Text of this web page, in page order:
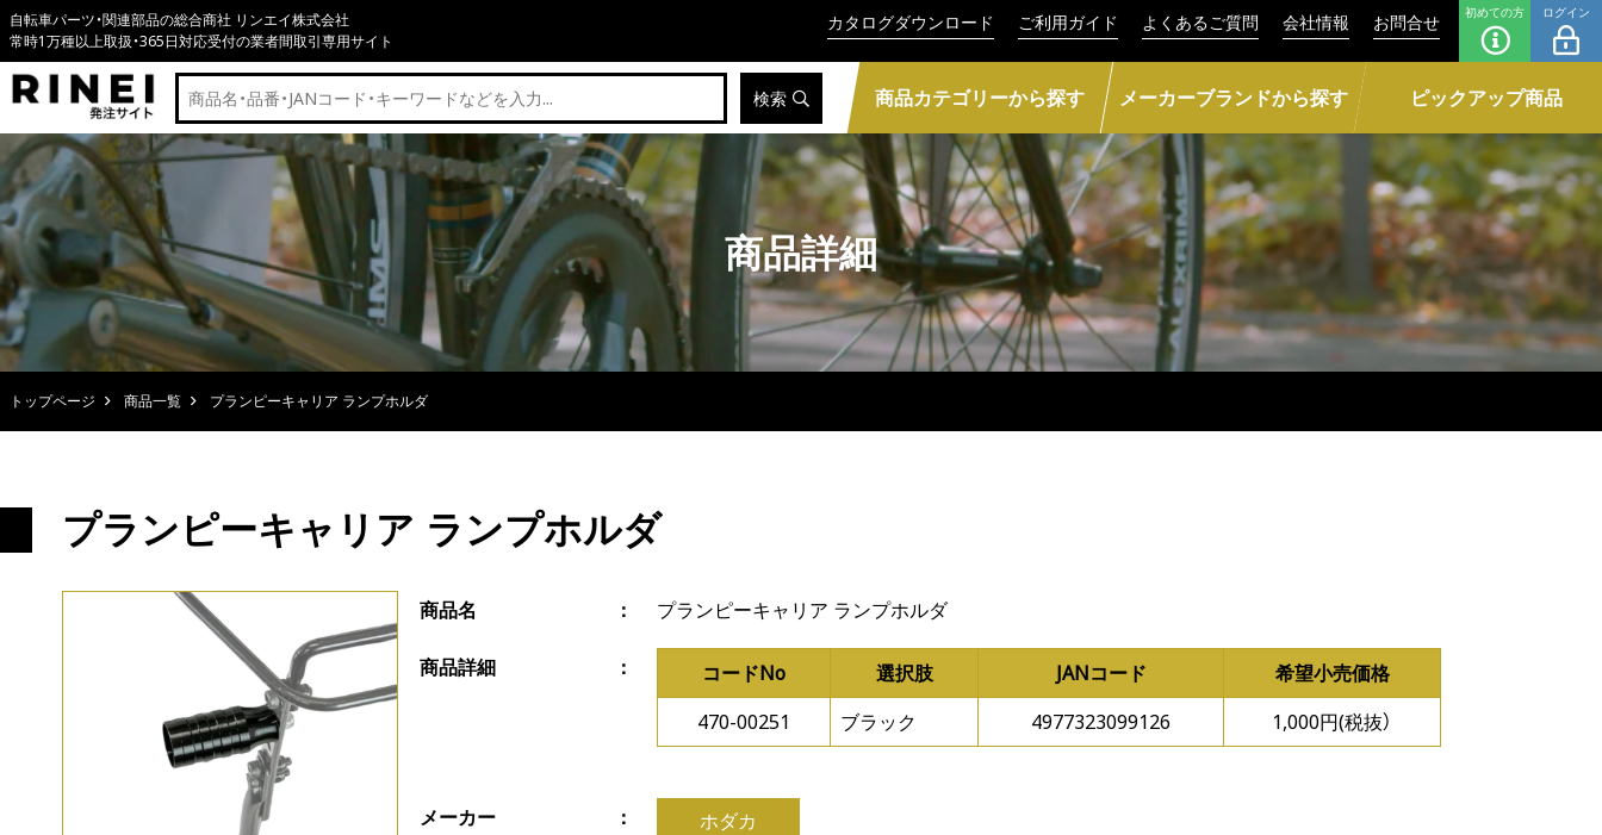
自転車パーツ・関連部品の総合商社 リンエイ株式会社
常時1万種以上取扱・365日対応受付の業者間取引専用サイト
カタログダウンロード ご利用ガイド よくあるご質問 会社情報 お問合せ 初めての方 ログイン
検索 商品カテゴリーから探す メーカーブランドから探す ピックアップ商品
商品詳細
トップページ 商品一覧 プランピーキャリア ランプホルダ
プランピーキャリア ランプホルダ
商品名 プランピーキャリア ランプホルダ
商品詳細 コードNo 選択肢 JANコード
希望小売価格
470-00251
ブラック 4977323099126 1,000円(税抜）
メーカー ホダカ